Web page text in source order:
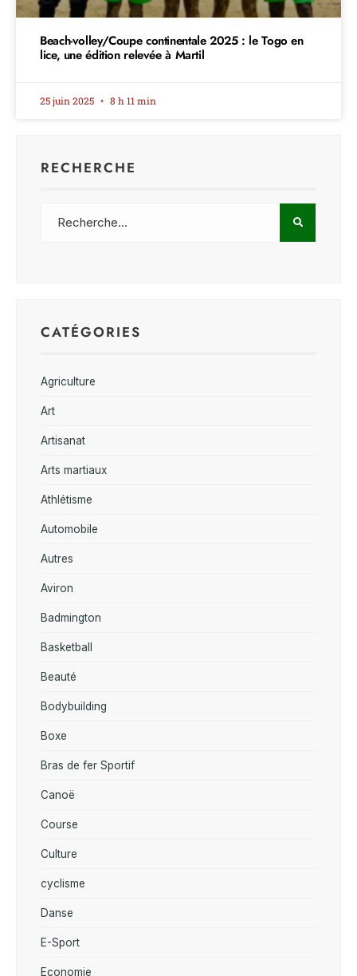
Beach-volley/Coupe continentale 2025 : le Togo en
lice, une édition relevée à Martil
25 juin 2025 8 h 11 min
RECHERCHE
CATÉGORIES
Agriculture
Art
Artisanat
Arts martiaux
Athlétisme
Automobile
Autres
Aviron
Badmington
Basketball
Beauté
Bodybuilding
Boxe
Bras de fer Sportif
Canoë
Course
Culture
cyclisme
Danse
E-Sport
Economie